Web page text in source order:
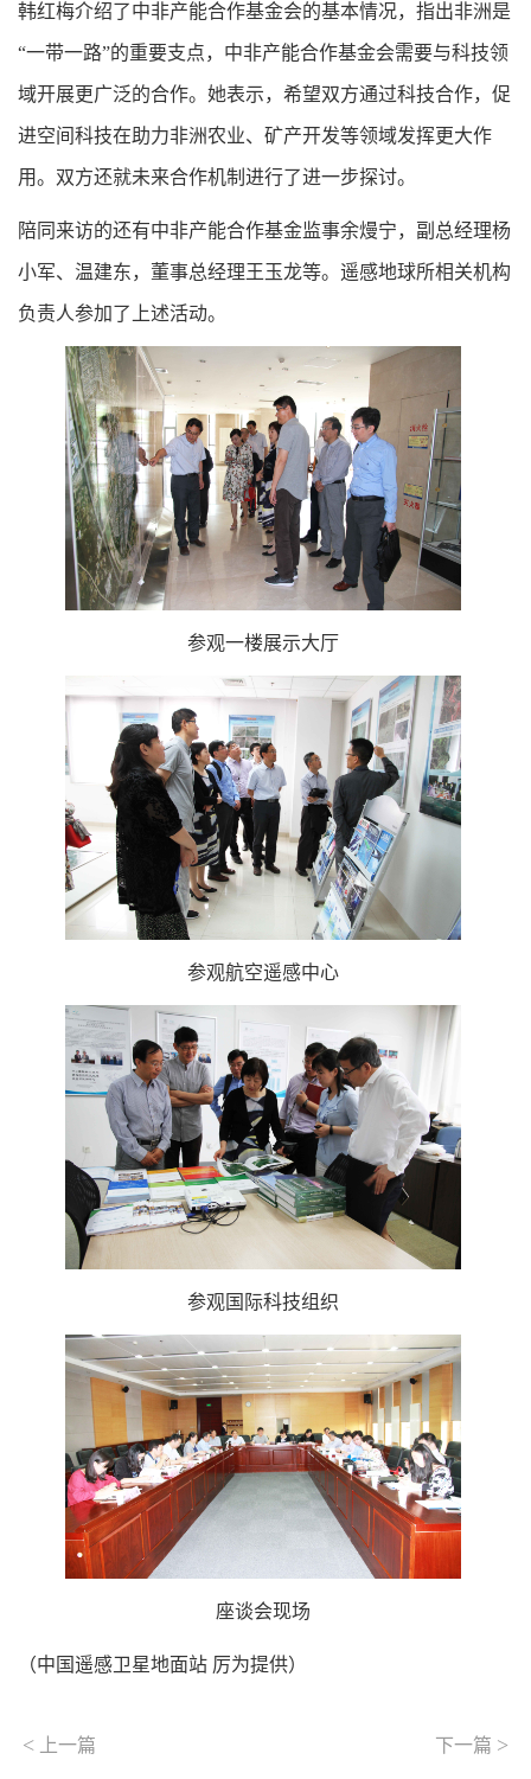
韩红梅介绍了中非产能合作基金会的基本情况，指出非洲是
“一带一路”的重要支点，中非产能合作基金会需要与科技领
域开展更广泛的合作。她表示，希望双方通过科技合作，促
进空间科技在助力非洲农业、矿产开发等领域发挥更大作
用。双方还就未来合作机制进行了进一步探讨。
陪同来访的还有中非产能合作基金监事余熳宁，副总经理杨
小军、温建东，董事总经理王玉龙等。遥感地球所相关机构
负责人参加了上述活动。
参观一楼展示大厅
参观航空遥感中心
参观国际科技组织
座谈会现场
（中国遥感卫星地面站 厉为提供）
< 上一篇 下一篇 >